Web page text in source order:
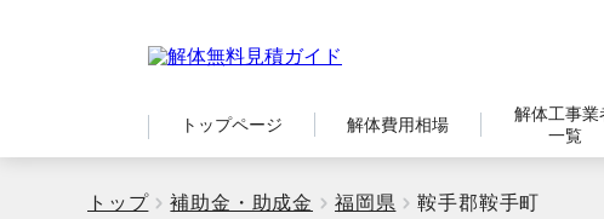
トップページ 解体費用相場
解体工事業
一覧
トップ 補助金・助成金 福岡県 鞍手郡鞍手町